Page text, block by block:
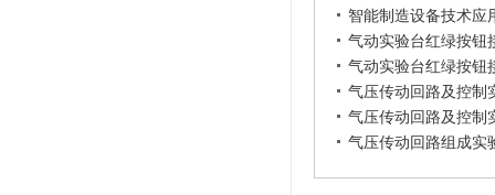
智能制造设备技术应
气动实验台红绿按钮
气动实验台红绿按钮
气压传动回路及控制
气压传动回路及控制
气压传动回路组成实